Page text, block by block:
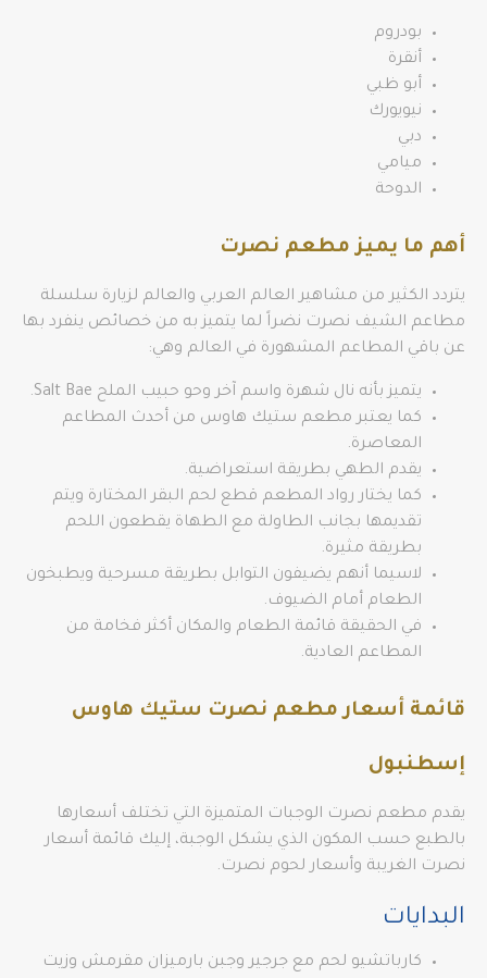
بودروم
أنقرة
أبو ظبي
نيويورك
دبي
ميامي
الدوحة
أهم ما يميز مطعم نصرت
يتردد الكثير من مشاهير العالم العربي والعالم لزيارة سلسلة
مطاعم الشيف نصرت نضراً لما يتميز به من خصائص ينفرد بها
عن باقي المطاعم المشهورة في العالم وهي:
يتميز بأنه نال شهرة واسم آخر وحو حبيب الملح Salt Bae.
كما يعتبر مطعم ستيك هاوس من أحدث المطاعم
المعاصرة.
يقدم الطهي بطريقة استعراضية.
كما يختار رواد المطعم قطع لحم البقر المختارة ويتم
تقديمها بجانب الطاولة مع الطهاة يقطعون اللحم
بطريقة مثيرة.
لاسيما أنهم يضيفون التوابل بطريقة مسرحية ويطبخون
الطعام أمام الضيوف.
في الحقيقة قائمة الطعام والمكان أكثر فخامة من
المطاعم العادية.
قائمة أسعار مطعم نصرت ستيك هاوس
إسطنبول
يقدم مطعم نصرت الوجبات المتميزة التي تختلف أسعارها
بالطبع حسب المكون الذي يشكل الوجبة، إليك قائمة أسعار
نصرت الغريبة وأسعار لحوم نصرت.
البدايات
كارباتشيو لحم مع جرجير وجبن بارميزان مقرمش وزيت